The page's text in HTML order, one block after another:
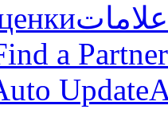
علامات
a Partner
Update